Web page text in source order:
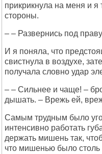
прикрикнула на меня и я
стороны.
– – Развернись под
И я поняла, что
свистнула в воздухе,
получала словно удар
– – Сильнее и чаще! –
дышать. – Врежь ей,
Самым трудным было
интенсивно работать
держать мишень так,
что мишенью было столь